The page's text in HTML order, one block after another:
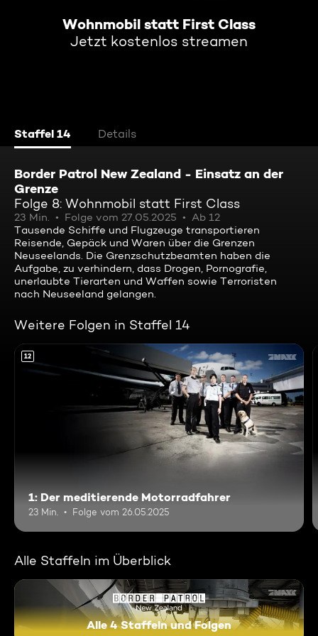
Wohnmobil statt First Class
Jetzt kostenlos streamen
Staffel 14 Details
Border Patrol New Zealand - Einsatz an der
Grenze
Folge 8: Wohnmobil statt First Class
23 Min. Folge vom 27.05.2025
Ab 12
Tausende Schiffe und Flugzeuge transportieren
Reisende, Gepäck und Waren über die Grenzen
Neuseelands. Die Grenzschutzbeamten haben die
Aufgabe, zu verhindern, dass Drogen, Pornografie,
unerlaubte Tierarten und Waffen sowie Terroristen
nach Neuseeland gelangen.
Weitere Folgen in Staffel 14
12
1: Der meditierende Motorradfahrer
23 Min. Folge vom 26.05.2025
Alle Staffeln im Überblick
Alle 4 Staffeln und Folgen